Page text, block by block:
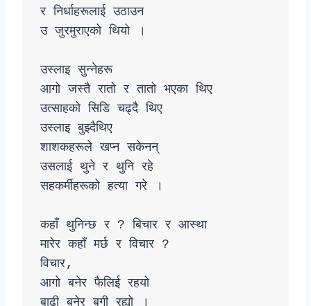
र निर्धाहरूलाई उठाउन
उ जुरमुराएको थियो ।
उस्लाइ सुन्नेहरू
आगो जस्तै रातो र तातो भएका थिए
उत्साहको सिडि चढ्दै थिए
उस्लाइ बुझ्दैथिए
शाशकहरूले खप्न सकेनन्
उसलाई थुने र थुनि रहे
सहकर्मीहरूको हत्या गरे ।
कहाँ थुनिन्छ र ? बिचार र आस्था
मारेर कहाँ मर्छ र विचार ?
विचार‚
आगो बनेर फैलिई रहयो
बाढी बनेर बगी रह्यो ।